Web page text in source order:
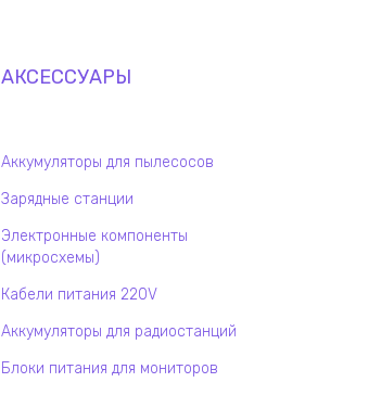
АКСЕССУАРЫ
Аккумуляторы для пылесосов
Зарядные станции
Электронные компоненты
(микросхемы)
Кабели питания 220V
Аккумуляторы для радиостанций
Блоки питания для мониторов